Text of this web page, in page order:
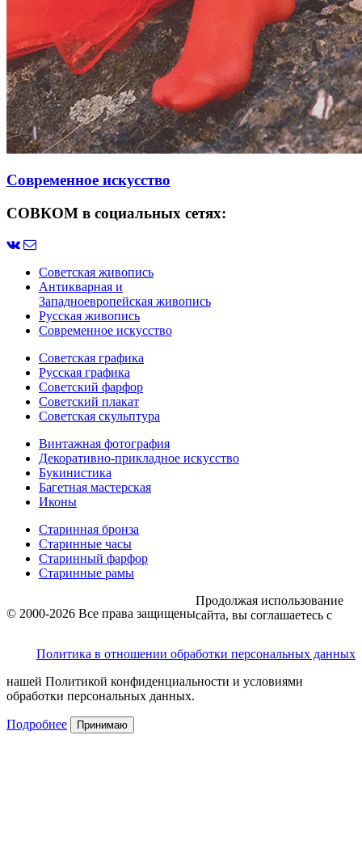
Современное искусство
СОВКОМ в социальных сетях:
Советская живопись
Антикварная и
Западноевропейская живопись
Русская живопись
Современное искусство
Советская графика
Русская графика
Советский фарфор
Советский плакат
Советская скульптура
Винтажная фотография
Декоративно-прикладное искусство
Букинистика
Багетная мастерская
Иконы
Старинная бронза
Старинные часы
Старинный фарфор
Старинные рамы
© 2000-2026 Все права защищены
Политика в отношении обработки персональных данных
Продолжая использование
сайта, вы соглашаетесь с
нашей Политикой конфиденциальности и условиями
обработки персональных данных.
Подробнее Принимаю